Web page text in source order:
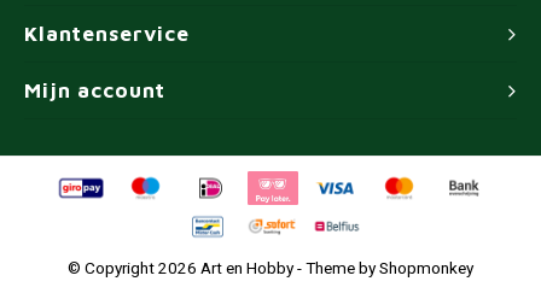
Klantenservice
Mijn account
© Copyright 2026 Art en Hobby - Theme byShopmonkey